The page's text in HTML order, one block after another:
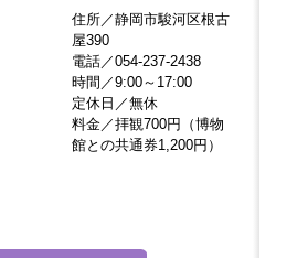
住所／静岡市駿河区根古
屋390
電話／054-237-2438
時間／9:00～17:00
定休日／無休
料金／拝観700円（博物
館との共通券1,200円）